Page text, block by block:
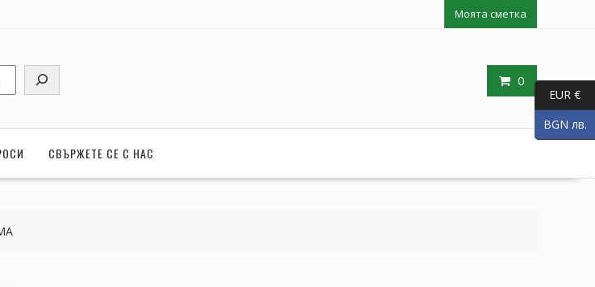
Моята сметка
0
СВЪРЖЕТЕ СЕ С НАС
EUR €
BGN лв.